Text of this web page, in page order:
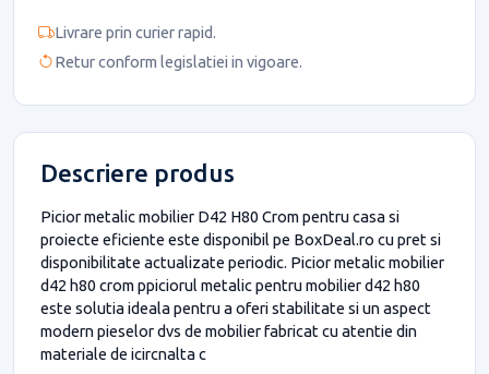
Livrare prin curier rapid.
Retur conform legislatiei in vigoare.
Descriere produs
Picior metalic mobilier D42 H80 Crom pentru casa si
proiecte eficiente este disponibil pe BoxDeal.ro cu pret si
disponibilitate actualizate periodic. Picior metalic mobilier
d42 h80 crom ppiciorul metalic pentru mobilier d42 h80
este solutia ideala pentru a oferi stabilitate si un aspect
modern pieselor dvs de mobilier fabricat cu atentie din
materiale de icircnalta c